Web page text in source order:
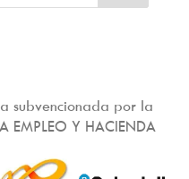
subvencionada por la
EMPLEO Y HACIENDA